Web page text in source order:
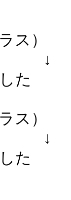
ス）
た
ス）
た